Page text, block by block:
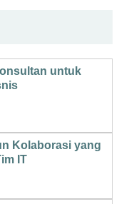
untuk
Kolaborasi yang
IT